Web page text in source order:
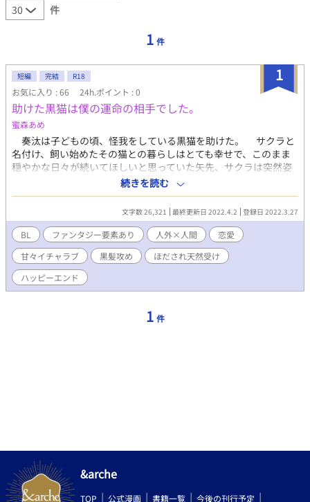
件
1 件
1
短編 完結 R18
お気に入り : 66 24h.ポイント : 0
助けた黒猫は僕の運命の相手でした。
蜜森あめ
奏汰は子どもの頃、怪我をしている黒猫を助けた。 サクラと
名付け、飼い始めたその猫との暮らしはとても幸せで、このまま
穏やかな日々が続いてほしいと思っていた矢先、サクラは突然姿
を消してしまう。 寂しさと淡い想いを胸に閉じ込めたまま月日
は過ぎ、大人になった奏汰の前に一人の青年が現れて……。 ち
ょっぴり俺様気質な溺愛攻めと、優しくて一途なほだされ受け。
運命の出会いを果たした二人の、不思議で甘々な再会愛のお話
です。 お話は本編７話完結しました。
続きを読む
文字数 26,321 最終更新日 2022.4.2 登録日 2022.3.27
BL ファンタジー要素あり 人外×人間
恋愛
甘々イチャラブ
黒髪攻め
ほだされ天然受け
ハッピーエンド
1 件
&arche
TOP 公式漫画 書籍一覧 今後の刊行予定